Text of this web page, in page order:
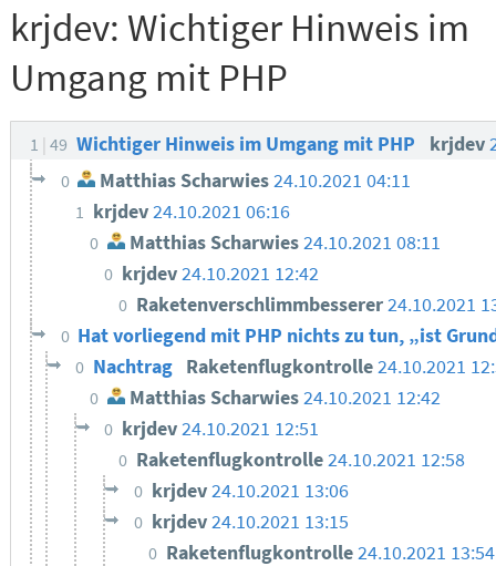
krjdev: Wichtiger Hinweis im
Umgang mit PHP
1 49 Wichtiger Hinweis im Umgang mit PHP krjdev
0 Matthias Scharwies24.10.2021 04:11
1 krjdev24.10.2021 06:16
0 Matthias Scharwies24.10.2021 08:11
0 krjdev24.10.2021 12:42
0 Raketenverschlimmbesserer24.10.2021
0 Hat vorliegend mit PHP nichts zu tun, „ist
0 Nachtrag Raketenflugkontrolle24.10.2021
0 Matthias Scharwies24.10.2021 12:42
0 krjdev24.10.2021 12:51
0 Raketenflugkontrolle24.10.2021 12:58
0 krjdev24.10.2021 13:06
0 krjdev24.10.2021 13:15
0 Raketenflugkontrolle24.10.2021 13:54